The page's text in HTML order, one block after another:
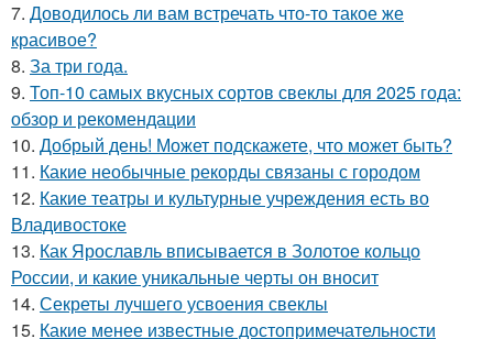
7. Доводилось ли вам встречать что-то такое же
красивое?
8. За три года.
9. Топ-10 самых вкусных сортов свеклы для 2025 года:
обзор и рекомендации
10. Добрый день! Может подскажете, что может быть?
11. Какие необычные рекорды связаны с городом
12. Какие театры и культурные учреждения есть во
Владивостоке
13. Как Ярославль вписывается в Золотое кольцо
России, и какие уникальные черты он вносит
14. Секреты лучшего усвоения свеклы
15. Какие менее известные достопримечательности